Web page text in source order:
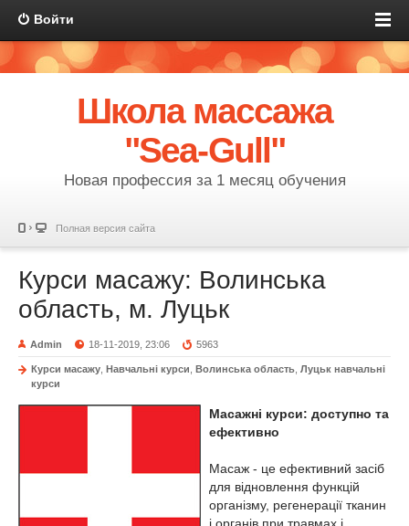
Войти
Школа массажа
"Sea-Gull"
Новая профессия за 1 месяц обучения
Полная версия сайта
Курси масажу: Волинська
область, м. Луцьк
Admin 18-11-2019, 23:06 5963
Курси масажу Навчальні курси Волинська область Луцьк навчальні
курси
Масажні курси: доступно та
ефективно
Масаж - це ефективний засіб
для відновлення функцій
організму, регенерації тканин